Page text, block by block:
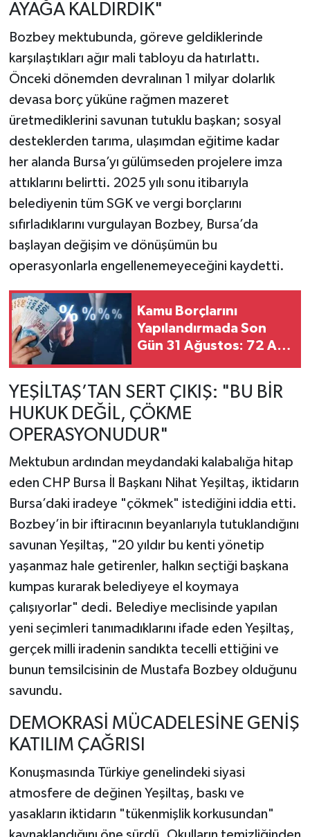
AYAĞA KALDIRDIK"
Bozbey mektubunda, göreve geldiklerinde
karşılaştıkları ağır mali tabloyu da hatırlattı.
Önceki dönemden devralınan 1 milyar dolarlık
devasa borç yüküne rağmen mazeret
üretmediklerini savunan tutuklu başkan; sosyal
desteklerden tarıma, ulaşımdan eğitime kadar
her alanda Bursa’yı gülümseden projelere imza
attıklarını belirtti. 2025 yılı sonu itibarıyla
belediyenin tüm SGK ve vergi borçlarını
sıfırladıklarını vurgulayan Bozbey, Bursa’da
başlayan değişim ve dönüşümün bu
operasyonlarla engellenemeyeceğini kaydetti.
Kamu Borçlarını
Yapılandırmada Son
Gün 31 Ağustos: 72 Ay
YEŞİLTAŞ’TAN SERT ÇIKIŞ: "BU BİR
HUKUK DEĞİL, ÇÖKME
OPERASYONUDUR"
Mektubun ardından meydandaki kalabalığa hitap
eden CHP Bursa İl Başkanı Nihat Yeşiltaş, iktidarın
Bursa’daki iradeye "çökmek" istediğini iddia etti.
Bozbey’in bir iftiracının beyanlarıyla tutuklandığını
savunan Yeşiltaş, "20 yıldır bu kenti yönetip
yaşanmaz hale getirenler, halkın seçtiği başkana
kumpas kurarak belediyeye el koymaya
çalışıyorlar" dedi. Belediye meclisinde yapılan
yeni seçimleri tanımadıklarını ifade eden Yeşiltaş,
gerçek milli iradenin sandıkta tecelli ettiğini ve
bunun temsilcisinin de Mustafa Bozbey olduğunu
savundu.
DEMOKRASİ MÜCADELESİNE GENİŞ
KATILIM ÇAĞRISI
Konuşmasında Türkiye genelindeki siyasi
atmosfere de değinen Yeşiltaş, baskı ve
yasakların iktidarın "tükenmişlik korkusundan"